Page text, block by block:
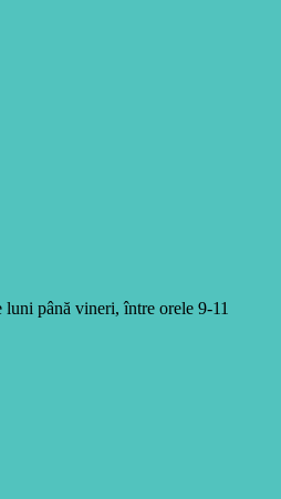
până vineri, între orele 9-11